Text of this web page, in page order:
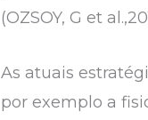
(OZSOY, G et
As atuais
por exemplo a